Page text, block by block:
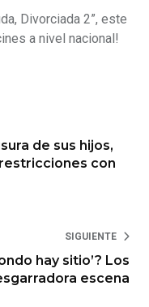
Divorciada 2”, este
a nivel nacional!
de sus hijos,
con
SIGUIENTE
hay sitio’? Los
escena